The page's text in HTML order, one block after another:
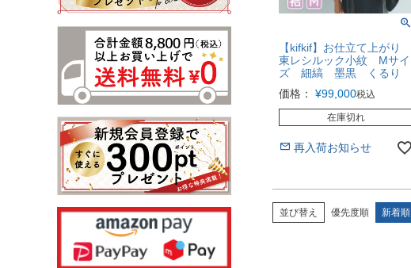
【kifkif】お仕立て上がり
東レシルック小紋 Mサイ
ズ 細縞 墨黒 くるり
価格：
¥99,000税込
在庫切れ
再入荷お知らせ
並び替え 優先度順 新着順